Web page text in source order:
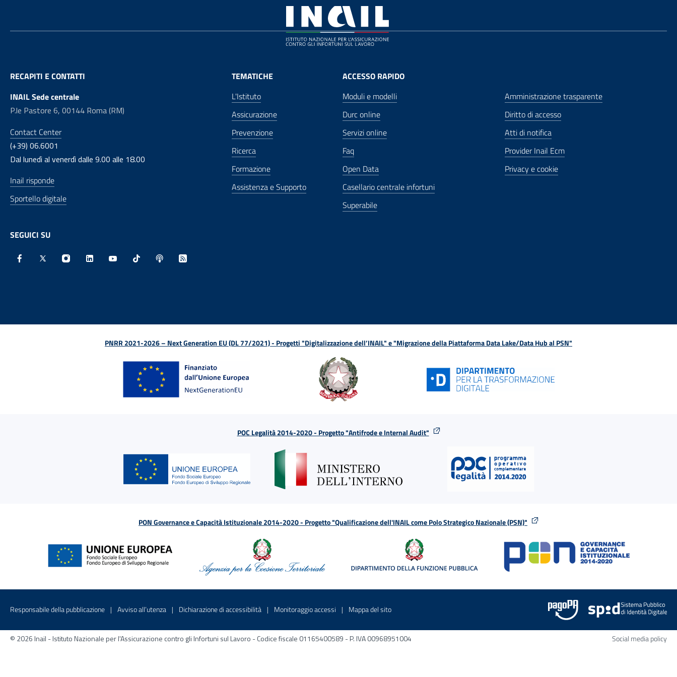
RECAPITI E CONTATTI
INAIL Sede centrale
P.le Pastore 6, 00144 Roma (RM)
Contact Center
(+39) 06.6001
Dal lunedì al venerdì dalle 9.00 alle 18.00
Inail risponde
Sportello digitale
SEGUICI SU
TEMATICHE
L'Istituto
Assicurazione
Prevenzione
Ricerca
Formazione
Assistenza e Supporto
ACCESSO RAPIDO
Moduli e modelli
Durc online
Servizi online
Faq
Open Data
Casellario centrale infortuni
Superabile
Amministrazione trasparente
Diritto di accesso
Atti di notifica
Provider Inail Ecm
Privacy e cookie
PNRR 2021-2026 – Next Generation EU (DL 77/2021) - Progetti "Digitalizzazione dell’INAIL" e "Migrazione della Piattaforma Data Lake/Data Hub al PSN"
POC Legalità 2014-2020 - Progetto "Antifrode e Internal Audit"
PON Governance e Capacità Istituzionale 2014-2020 - Progetto "Qualificazione dell'INAIL come Polo Strategico Nazionale (PSN)"
Menu di servizio
Responsabile della pubblicazione Sito interno - Apre in una nuova finestra
Avviso all’utenza Sito interno - Apre in una nuova finestra
Dichiarazione di accessibilità Sito interno - Apre in una nuova finestra
Monitoraggio accessi Sito interno - Apre in una nuova finestra
Mappa del sitoSito interno - Apre nella stessa finestra
© 2026 Inail - Istituto Nazionale per l'Assicurazione contro gli Infortuni sul Lavoro - Codice fiscale 01165400589 - P. IVA 00968951004 Social media policy